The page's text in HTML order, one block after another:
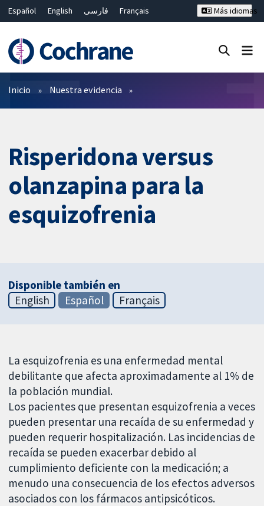
Español English فارسی
Français
Bahasa Malaysia
ไทย 繁體中文
Más idiomas
Filtros
Inicio Nuestra evidencia
Risperidona versus
olanzapina para la
esquizofrenia
Disponible también en
English
Español Français
La esquizofrenia es una enfermedad mental
debilitante que afecta aproximadamente al 1% de
la población mundial.
Los pacientes que presentan esquizofrenia a veces
pueden presentar una recaída de su enfermedad y
pueden requerir hospitalización. Las incidencias de
recaída se pueden exacerbar debido al
cumplimiento deficiente con la medicación; a
menudo una consecuencia de los efectos adversos
asociados con los fármacos antipsicóticos.